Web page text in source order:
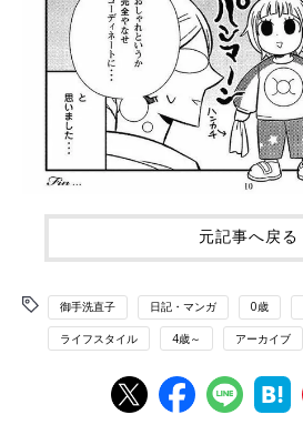
元記事へ戻る
御手洗直子 日記・マンガ 0歳
ライフスタイル 4歳～ アーカイブ